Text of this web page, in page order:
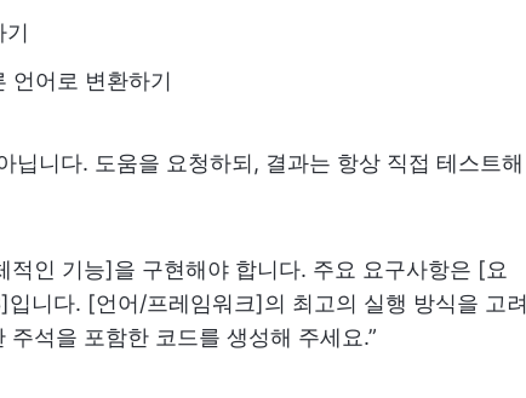
언어로 변환하기
닙니다. 도움을 요청하되, 결과는 항상 직접 테스트해
인 기능]을 구현해야 합니다. 주요 요구사항은 [요
니다. [언어/프레임워크]의 최고의 실행 방식을 고려
석을 포함한 코드를 생성해 주세요.”